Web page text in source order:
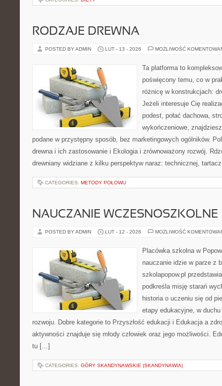
RODZAJE DREWNA
POSTED BY ADMIN LUT - 13 - 2026 MOŻLIWOŚĆ
Ta platforma to
poświęcony temu, co w
różnicę w konstrukcjach:
Jeżeli interesuje Cię
podest, połać dachowa,
wykończeniowe,
podane w przystępny sposób, bez marketingowych ogólników.
drewna i ich zastosowanie i Ekologia i zrównoważony rozwój.
drewniany widziane z kilku perspektyw naraz: technicznej,
CATEGORIES: METODY POŁOWU
NAUCZANIE WCZESNOSZKOLNE
POSTED BY ADMIN LUT - 12 - 2026 MOŻLIWOŚĆ
Placówka szkolna w
nauczanie idzie w parze z
szkolapopow.pl
podkreśla misję starań
historia o uczeniu się od
etapy edukacyjne, w
rozwoju. Dobre kategorie to Przyszłość edukacji i Edukacja a
aktywności znajduje się młody człowiek oraz jego możliwości.
tu […]
CATEGORIES: GÓRY SKANDYNAWSKIE (SKANDYNAWIA)